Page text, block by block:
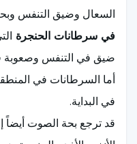
السعال وضيق التنفس
في سرطانات الحنجرة
ضيق في التنفس وصعوبة
أما السرطانات في
في البداية.
قد ترجع بحة الصوت